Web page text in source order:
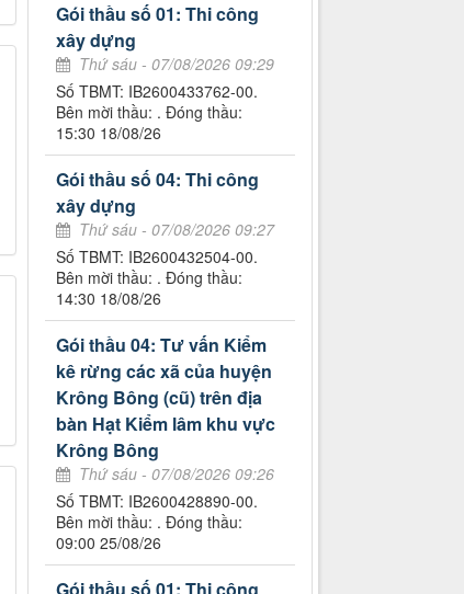
Gói thầu số 01: Thi công
xây dựng
Thứ sáu - 07/08/2026 09:29
Số TBMT: IB2600433762-00.
Bên mời thầu: . Đóng thầu:
15:30 18/08/26
Gói thầu số 04: Thi công
xây dựng
Thứ sáu - 07/08/2026 09:27
Số TBMT: IB2600432504-00.
Bên mời thầu: . Đóng thầu:
14:30 18/08/26
Gói thầu 04: Tư vấn Kiểm
kê rừng các xã của huyện
Krông Bông (cũ) trên địa
bàn Hạt Kiểm lâm khu vực
Krông Bông
Thứ sáu - 07/08/2026 09:26
Số TBMT: IB2600428890-00.
Bên mời thầu: . Đóng thầu:
09:00 25/08/26